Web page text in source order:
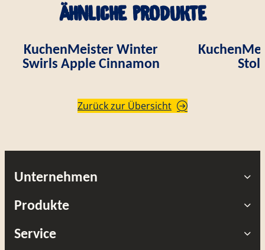
Ähnliche Produkte
KuchenMeister Winter
Swirls Apple Cinnamon
Zurück zur Übersicht
Unternehmen
Produkte
Service